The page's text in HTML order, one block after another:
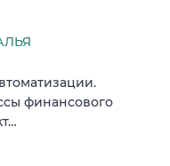
финансового